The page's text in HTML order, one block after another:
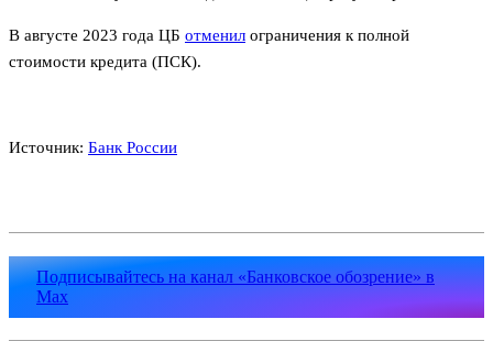
В августе 2023 года ЦБ отменил ограничения к полной
стоимости кредита (ПСК).
Источник: Банк России
Подписывайтесь на канал «Банковское обозрение» в
Max